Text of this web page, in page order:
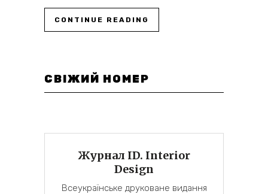
CONTINUE READING
СВІЖИЙ НОМЕР
Журнал ID. Interior
Design
Всеукраїнське друковане видання